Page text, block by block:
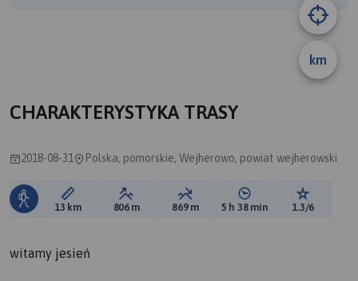
km
CHARAKTERYSTYKA TRASY
2018-08-31 Polska, pomorskie, Wejherowo, powiat wejherowski
Długość trasy:
13 km Suma przewyższeń:
806 m Suma spadków:
869 m Średni czas potrzebny
5 h 38 min Ocena
1.3/6
witamy jesień